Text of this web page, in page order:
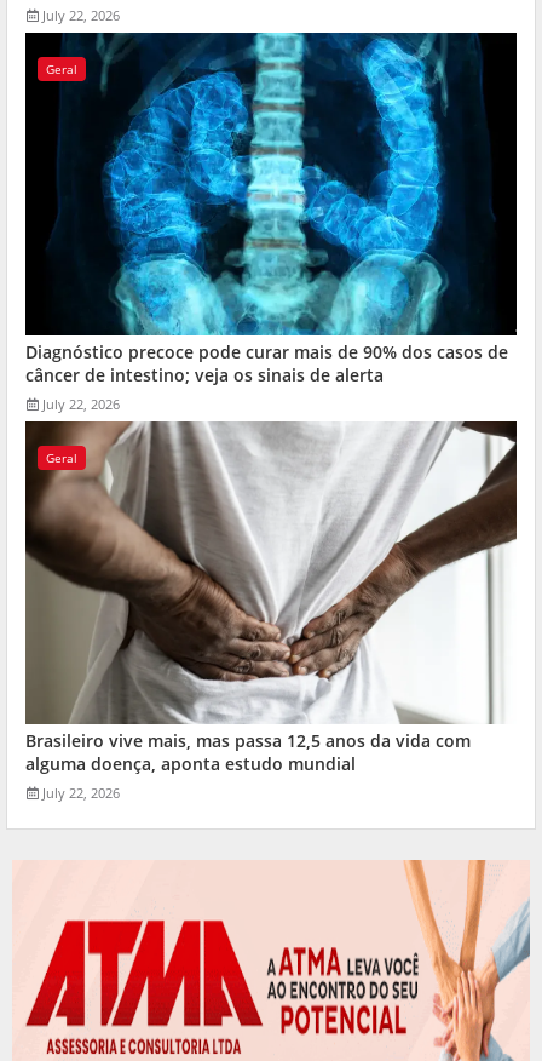
July 22, 2026
Geral
Diagnóstico precoce pode curar mais de 90% dos casos de
câncer de intestino; veja os sinais de alerta
July 22, 2026
Geral
Brasileiro vive mais, mas passa 12,5 anos da vida com
alguma doença, aponta estudo mundial
July 22, 2026